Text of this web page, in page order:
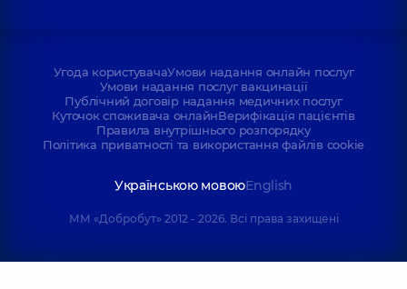
Угода користувачаУмови надання онлайн послуг
Умови надання послуг вакцинації
Публічний договір надання медичних послуг
Куточок споживача онлайнВерифікація пацієнтів
Правила внутрішнього розпорядку
Політика приватності та використання файлів cookie
Українською мовоюEnglish
ММ «Добробут» 2012 - 2026. Всі права захищені